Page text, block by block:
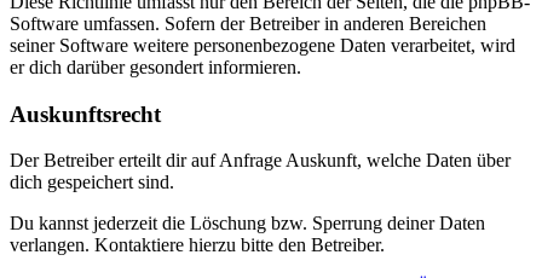
Software umfassen. Sofern der Betreiber in anderen Bereichen
seiner Software weitere personenbezogene Daten verarbeitet, wird
er dich darüber gesondert informieren.
Auskunftsrecht
Der Betreiber erteilt dir auf Anfrage Auskunft, welche Daten über
dich gespeichert sind.
Du kannst jederzeit die Löschung bzw. Sperrung deiner Daten
verlangen. Kontaktiere hierzu bitte den Betreiber.